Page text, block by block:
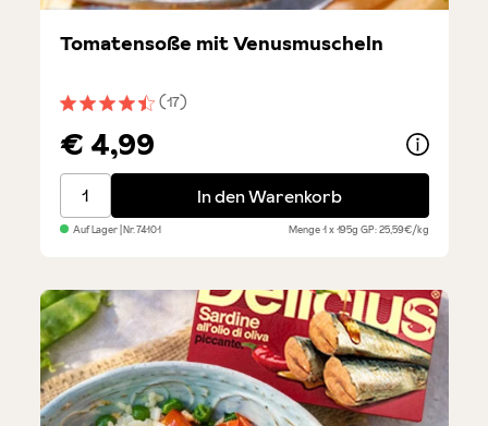
Durchschnittliche Bewertung von 4.4 von 5 Sternen
(17)
Tomatensoße mit Venusmuscheln
€ 4,99
Tomatensoße mit Venusmuscheln
In den Warenkorb
Auf Lager| Nr.74101 Menge1 x 195gGP: 25,59€/kg